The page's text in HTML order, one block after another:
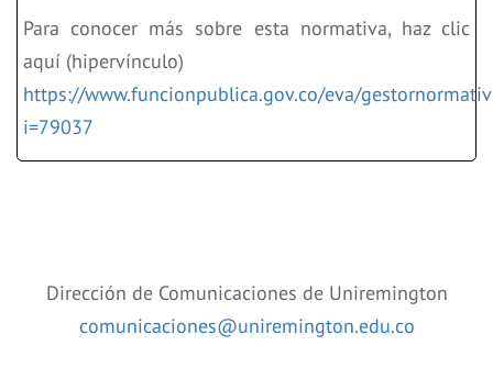
Para conocer más sobre esta normativa, haz clic
aquí (hipervínculo)
https://www.funcionpublica.gov.co/eva/
i=79037
Dirección de Comunicaciones de Uniremington
comunicaciones@uniremington.edu.co